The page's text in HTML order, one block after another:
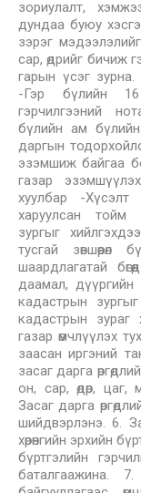
зориулалт,
дундаа буюу
зэрэг мэдээлэлийг
сар, өдрийг бичиж
гарын үсэг зурна.
-Гэр бүлийн 16
гэрчилгээний
бүлийн ам
даргын
эзэмшиж байгаа
газар
хуулбар -Хүсэлт
харуулсан тойм
зургыг
тусгай
шаардлагатай
даамал,
кадастрын
кадастрын зураг
газар өмчлүүлэх
заасан иргэний
засаг дарга
он, сар, өдөр,
Засаг дарга
шийдвэрлэнэ. 6.
хөрөнгийн эрхийн
бүртгэлийн
баталгаажина.